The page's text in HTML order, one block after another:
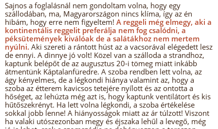
Sajnos a foglalásnál nem gondoltam volna, hogy egy
szállodában, ma, Magyarországon nincs klíma, így az én
hibám, hogy erre nem figyeltem! A reggeli még elmegy, aki a
kontinentális reggelit preferálja nem fog csalódni, a
péksütemények kiválóak de a salátákhoz nem mertem
nyúlni. Aki szereti a rántott húst az a vacsorával elégedett lesz
de ennyi. A dinnye jó volt! Közel van a szálloda a strandhoz,
kaptunk belépőt de az augusztus 20-i tömeg miatt inkább
átmentünk Káptalanfüredre. A szoba rendben lett volna, az
ágy kényelmes, de a légkondi hiánya valamint az, hogy a
szoba az étterem kavicsos tetejére nyílott és az ontotta a
hőséget, az lehúzta még azt is, hogy kaptunk ventilátort és kis
hűtőszekrényt. Ha lett volna légkondi, a szoba értékelése
sokkal jobb lenne! A hiányosságok miatt az ár túlzott! Viszont
ha valaki utószezonban megy és éjszaka lehűl a levegő, még